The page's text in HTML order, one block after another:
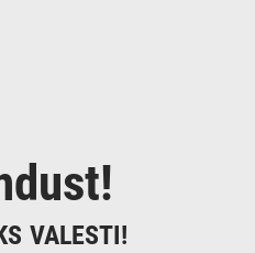
VALESTI!